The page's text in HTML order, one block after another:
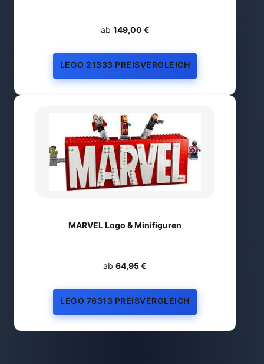
ab 149,00 €
LEGO 21333 PREISVERGLEICH
MARVEL Logo & Minifiguren
ab 64,95 €
LEGO 76313 PREISVERGLEICH